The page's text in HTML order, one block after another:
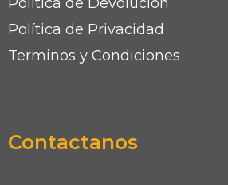
Política de Devolución
Política de Privacidad
Terminos y Condiciones
Contactanos